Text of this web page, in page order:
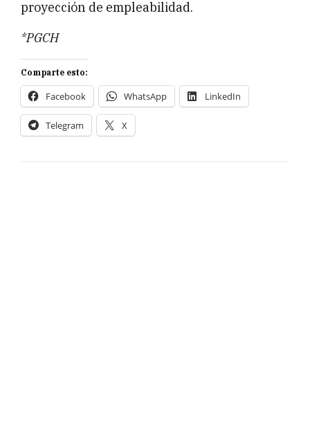
proyección de empleabilidad.
*PGCH
Comparte esto:
Facebook WhatsApp LinkedIn
Telegram X